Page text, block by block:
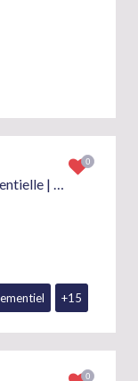
Coordinatrice événementielle | Production & opérations terrain
+15